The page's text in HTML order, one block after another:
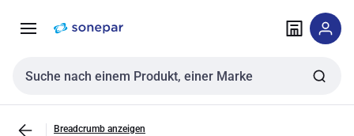
NavigationInhalt
Sucheingabe
Breadcrumb anzeigen